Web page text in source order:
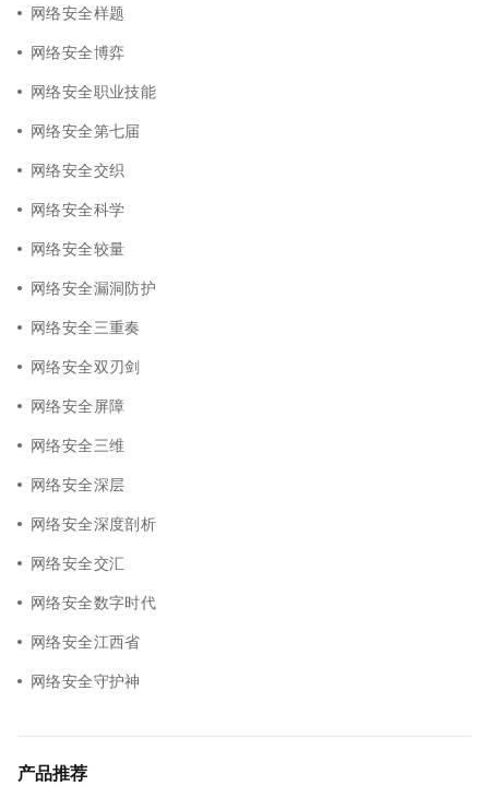
网络安全样题
网络安全博弈
网络安全职业技能
网络安全第七届
网络安全交织
网络安全科学
网络安全较量
网络安全漏洞防护
网络安全三重奏
网络安全双刃剑
网络安全屏障
网络安全三维
网络安全深层
网络安全深度剖析
网络安全交汇
网络安全数字时代
网络安全江西省
网络安全守护神
产品推荐